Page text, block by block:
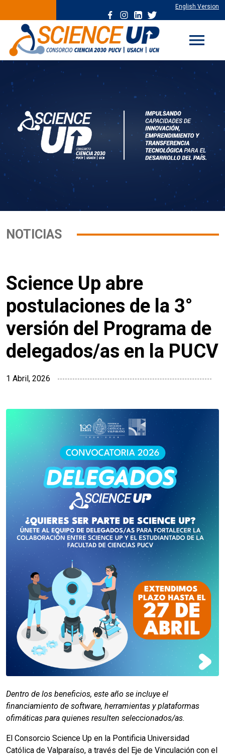
English Version
menu
NOTICIAS
Science Up abre
postulaciones de la 3°
versión del Programa de
delegados/as en la PUCV
1 Abril, 2026
Dentro de los beneficios, este año se incluye el
financiamiento de software, herramientas y plataformas
ofimáticas para quienes resulten seleccionados/as.
El Consorcio Science Up en la Pontificia Universidad
Católica de Valparaíso, a través del Eje de Vinculación con el